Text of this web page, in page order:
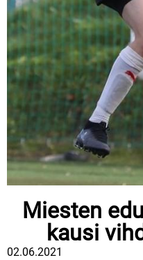
Miesten
kausi
02.06.2021